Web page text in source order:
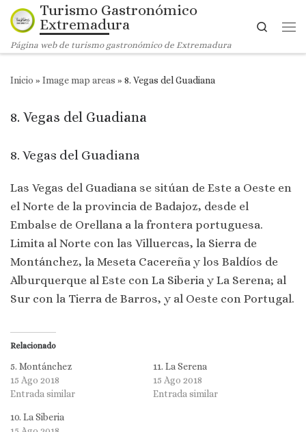
Saltar al contenido
Turismo Gastronómico
Extremadura
Página web de turismo gastronómico de Extremadura
Search
Inicio » Image map areas » 8. Vegas del Guadiana
8. Vegas del Guadiana
8. Vegas del Guadiana
Las Vegas del Guadiana se sitúan de Este a Oeste en
el Norte de la provincia de Badajoz, desde el
Embalse de Orellana a la frontera portuguesa.
Limita al Norte con las Villuercas, la Sierra de
Montánchez, la Meseta Cacereña y los Baldíos de
Alburquerque al Este con La Siberia y La Serena; al
Sur con la Tierra de Barros, y al Oeste con Portugal.
Relacionado
5. Montánchez
15 Ago 2018
Entrada similar
11. La Serena
15 Ago 2018
Entrada similar
10. La Siberia